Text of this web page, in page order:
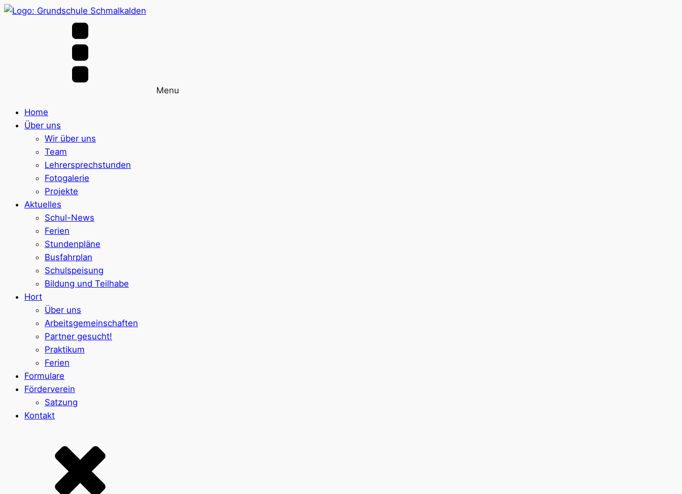
Menu
Home
Über uns
Wir über uns
Team
Lehrersprechstunden
Fotogalerie
Projekte
Aktuelles
Schul-News
Ferien
Stundenpläne
Busfahrplan
Schulspeisung
Bildung und Teilhabe
Hort
Über uns
Arbeitsgemeinschaften
Partner gesucht!
Praktikum
Ferien
Formulare
Förderverein
Satzung
Kontakt